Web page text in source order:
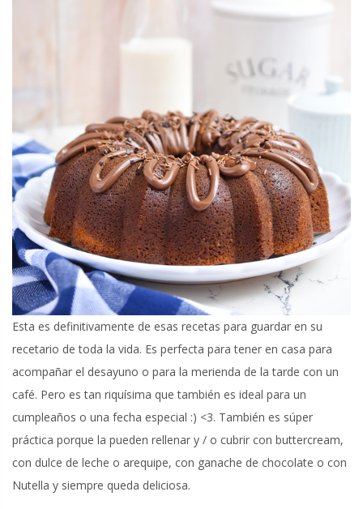
Esta es definitivamente de esas recetas para guardar en su
recetario de toda la vida. Es perfecta para tener en casa para
acompañar el desayuno o para la merienda de la tarde con un
café. Pero es tan riquísima que también es ideal para un
cumpleaños o una fecha especial :) <3. También es súper
práctica porque la pueden rellenar y / o cubrir con buttercream,
con dulce de leche o arequipe, con ganache de chocolate o con
Nutella y siempre queda deliciosa.